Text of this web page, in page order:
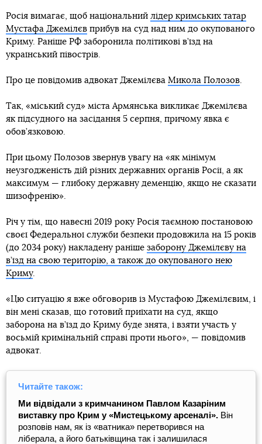
Росія вимагає, щоб національний лідер кримських татар
Мустафа Джемілєв прибув на суд над ним до окупованого
Криму. Раніше РФ заборонила політикові в’їзд на
український півострів.
Про це повідомив адвокат Джемілєва Микола Полозов
Так, «міський суд» міста Армянська викликає Джемілєва
як підсудного на засідання 5 серпня, причому явка є
обов’язковою.
При цьому Полозов звернув увагу на «як мінімум
неузгодженість дій різних державних органів Росії, а як
максимум — глибоку державну деменцію, якщо не сказати
шизофренію».
Річ у тім, що навесні 2019 року Росія таємною постановою
своєї Федеральної служби безпеки продовжила на 15 років
(до 2034 року) накладену раніше заборону Джемілєву на
в’їзд на свою територію, а також до окупованого нею
Криму.
«Цю ситуацію я вже обговорив із Мустафою Джемілєвим, і
він мені сказав, що готовий приїхати на суд, якщо
заборона на в’їзд до Криму буде знята, і взяти участь у
восьмій кримінальній справі проти нього», — повідомив
адвокат.
Читайте також:
Ми відвідали з кримчанином Павлом Казаріним
виставку про Крим у «Мистецькому арсеналі». Він
розповів нам, як із «ватника» перетворився на
ліберала, а його батьківщина так і залишилася